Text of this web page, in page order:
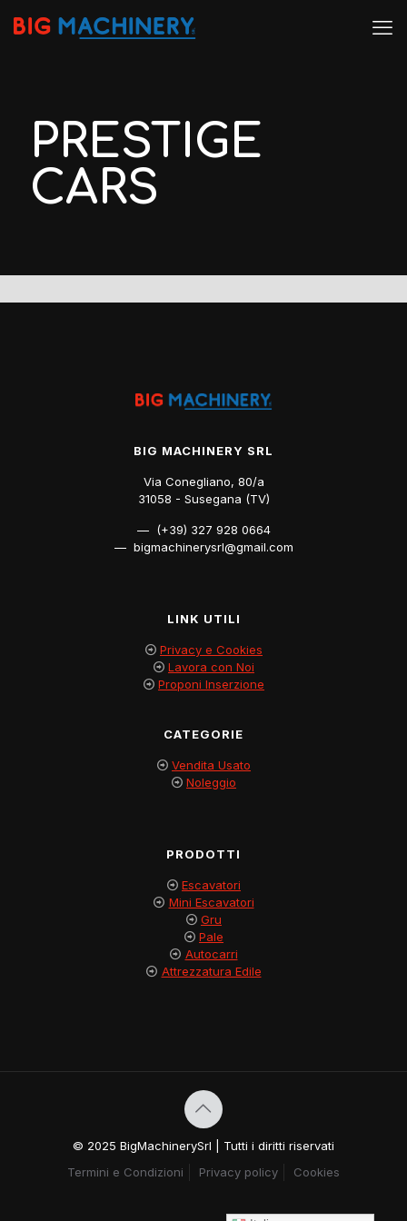
PRESTIGE
CARS
BIG MACHINERY SRL
Via Conegliano, 80/a
31058 - Susegana (TV)
— (+39) 327 928 0664
— bigmachinerysrl@gmail.com
LINK UTILI
Privacy e Cookies
Lavora con Noi
Proponi Inserzione
CATEGORIE
Vendita Usato
Noleggio
PRODOTTI
Escavatori
Mini Escavatori
Gru
Pale
Autocarri
Attrezzatura Edile
© 2025 BigMachinerySrl | Tutti i diritti riservati
Termini e Condizioni
Privacy policy Cookies